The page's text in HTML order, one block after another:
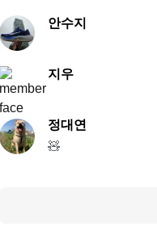
안수지
지우
정대연
🧸